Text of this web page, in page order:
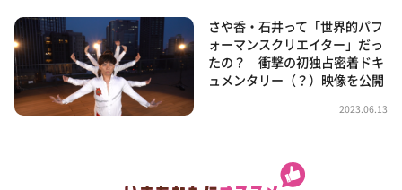
さや香・石井って「世界的パフ
ォーマンスクリエイター」だっ
たの？ 衝撃の初独占密着ドキ
ュメンタリー（？）映像を公開
2023.06.13